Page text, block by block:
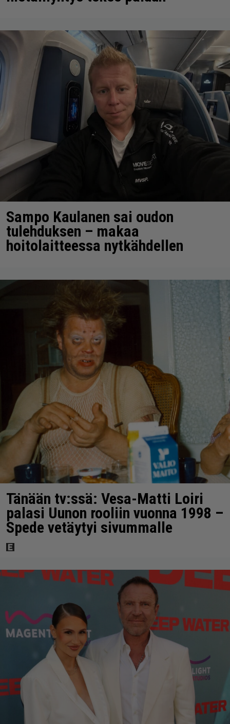
Sampo Kaulanen sai oudon
tulehduksen – makaa
hoitolaitteessa nytkähdellen
Tänään tv:ssä: Vesa-Matti Loiri
palasi Uunon rooliin vuonna 1998 –
Spede vetäytyi sivummalle